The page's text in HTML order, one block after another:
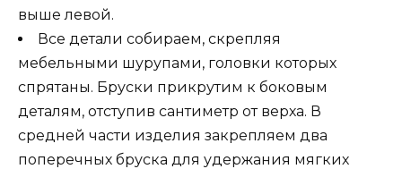
выше левой.
Все детали собираем, скрепляя
мебельными шурупами, головки которых
спрятаны. Бруски прикрутим к боковым
деталям, отступив сантиметр от верха. В
средней части изделия закрепляем два
поперечных бруска для удержания мягких